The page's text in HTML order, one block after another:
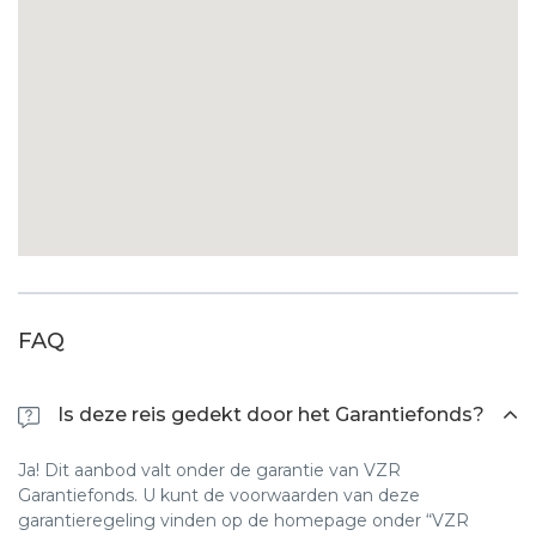
Ecologische schoonmaakproducten
Waterbesparingsprogramma
Waterbesparingsprogramma
FAQ
Is deze reis gedekt door het Garantiefonds?
Ja! Dit aanbod valt onder de garantie van VZR
Garantiefonds. U kunt de voorwaarden van deze
garantieregeling vinden op de homepage onder “VZR